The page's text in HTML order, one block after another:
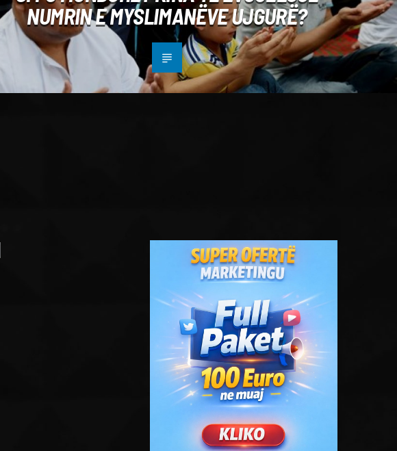
NUMRIN E MYSLIMANËVE UJGURË?